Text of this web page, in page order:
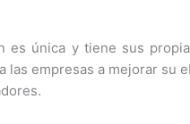
es única y tiene sus
empresas a mejorar su